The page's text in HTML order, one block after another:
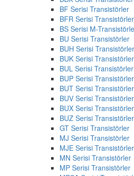
BF Serisi Transistörler
BFR Serisi Transistörler
BS Serisi M-
BU Serisi Transistörler
BUH Serisi Transistörler
BUK Serisi Transistörler
BUL Serisi Transistörler
BUP Serisi Transistörler
BUT Serisi Transistörler
BUV Serisi Transistörler
BUX Serisi Transistörler
BUZ Serisi Transistörler
GT Serisi Transistörler
MJ Serisi Transistörler
MJE Serisi Transistörler
MN Serisi Transistörler
MP Serisi Transistörler